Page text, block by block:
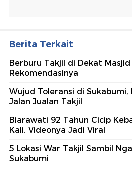
Berita Terkait
Berburu Takjil di Dekat Masjid
Rekomendasinya
Wujud Toleransi di
Jalan Jualan Takjil
Biarawati 92 Tahun Cicip
Kali, Videonya Jadi Viral
5 Lokasi War Takjil Sambil
Sukabumi